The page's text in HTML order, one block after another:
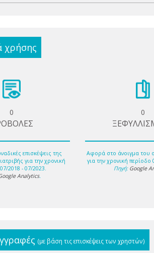
χρήσης
0
επισκέψεις της
για την χρονική
2018 - 07/2023.
Analytics.
0
Αφορά στο άνοιγμα του
για την χρονική περίοδο
Πηγή: Google
(με βάση τις επισκέψεις των χρηστών)